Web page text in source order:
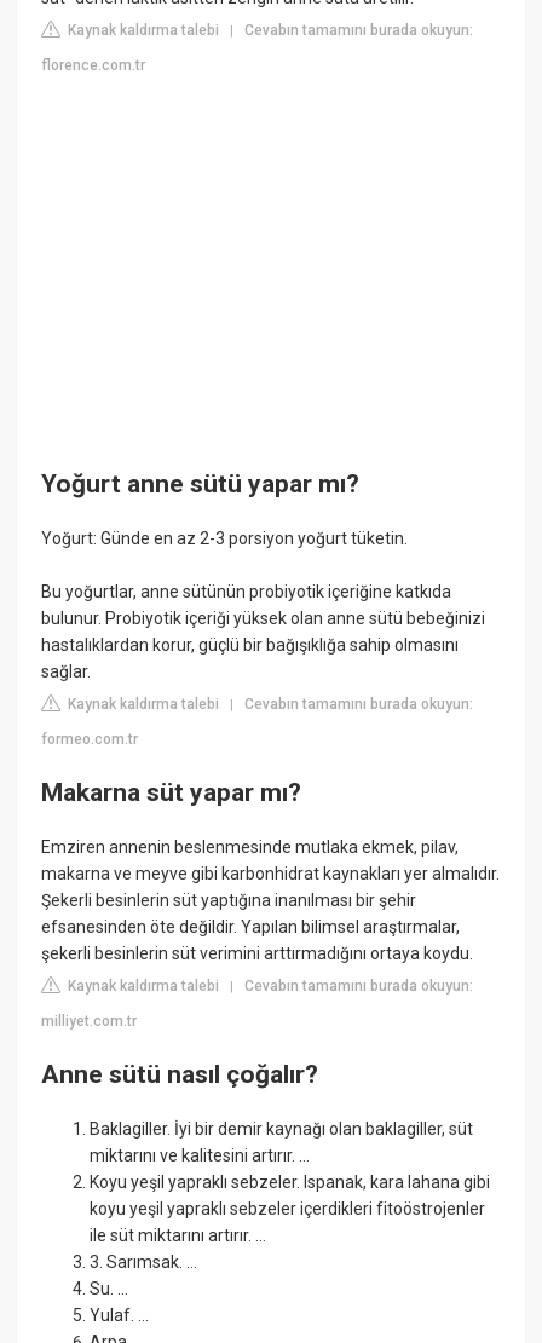
Kaynak kaldırma talebi |Cevabın tamamını burada okuyun:
florence.com.tr
Yoğurt anne sütü yapar mı?
Yoğurt: Günde en az 2-3 porsiyon yoğurt tüketin.
Bu yoğurtlar, anne sütünün probiyotik içeriğine katkıda
bulunur. Probiyotik içeriği yüksek olan anne sütü bebeğinizi
hastalıklardan korur, güçlü bir bağışıklığa sahip olmasını
sağlar.
Kaynak kaldırma talebi |Cevabın tamamını burada okuyun:
formeo.com.tr
Makarna süt yapar mı?
Emziren annenin beslenmesinde mutlaka ekmek, pilav,
makarna ve meyve gibi karbonhidrat kaynakları yer almalıdır.
Şekerli besinlerin süt yaptığına inanılması bir şehir
efsanesinden öte değildir. Yapılan bilimsel araştırmalar,
şekerli besinlerin süt verimini arttırmadığını ortaya koydu.
Kaynak kaldırma talebi |Cevabın tamamını burada okuyun:
milliyet.com.tr
Anne sütü nasıl çoğalır?
Baklagiller. İyi bir demir kaynağı olan baklagiller, süt
miktarını ve kalitesini artırır. ...
Koyu yeşil yapraklı sebzeler. Ispanak, kara lahana gibi
koyu yeşil yapraklı sebzeler içerdikleri fitoöstrojenler
ile süt miktarını artırır. ...
3. Sarımsak. ...
Su. ...
Yulaf. ...